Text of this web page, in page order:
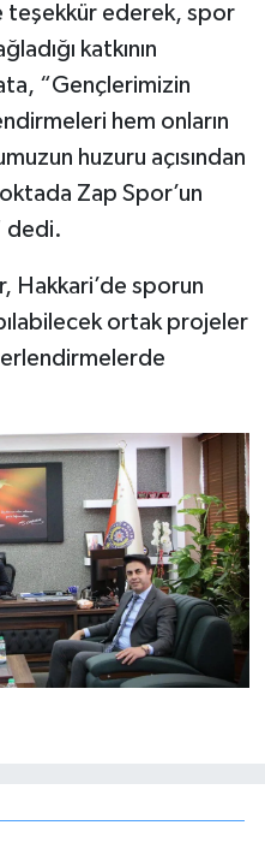
teşekkür ederek, spor
katkının
“Gençlerimizin
hem onların
huzuru açısından
Zap Spor’un
dedi.
Hakkari’de sporun
ortak projeler